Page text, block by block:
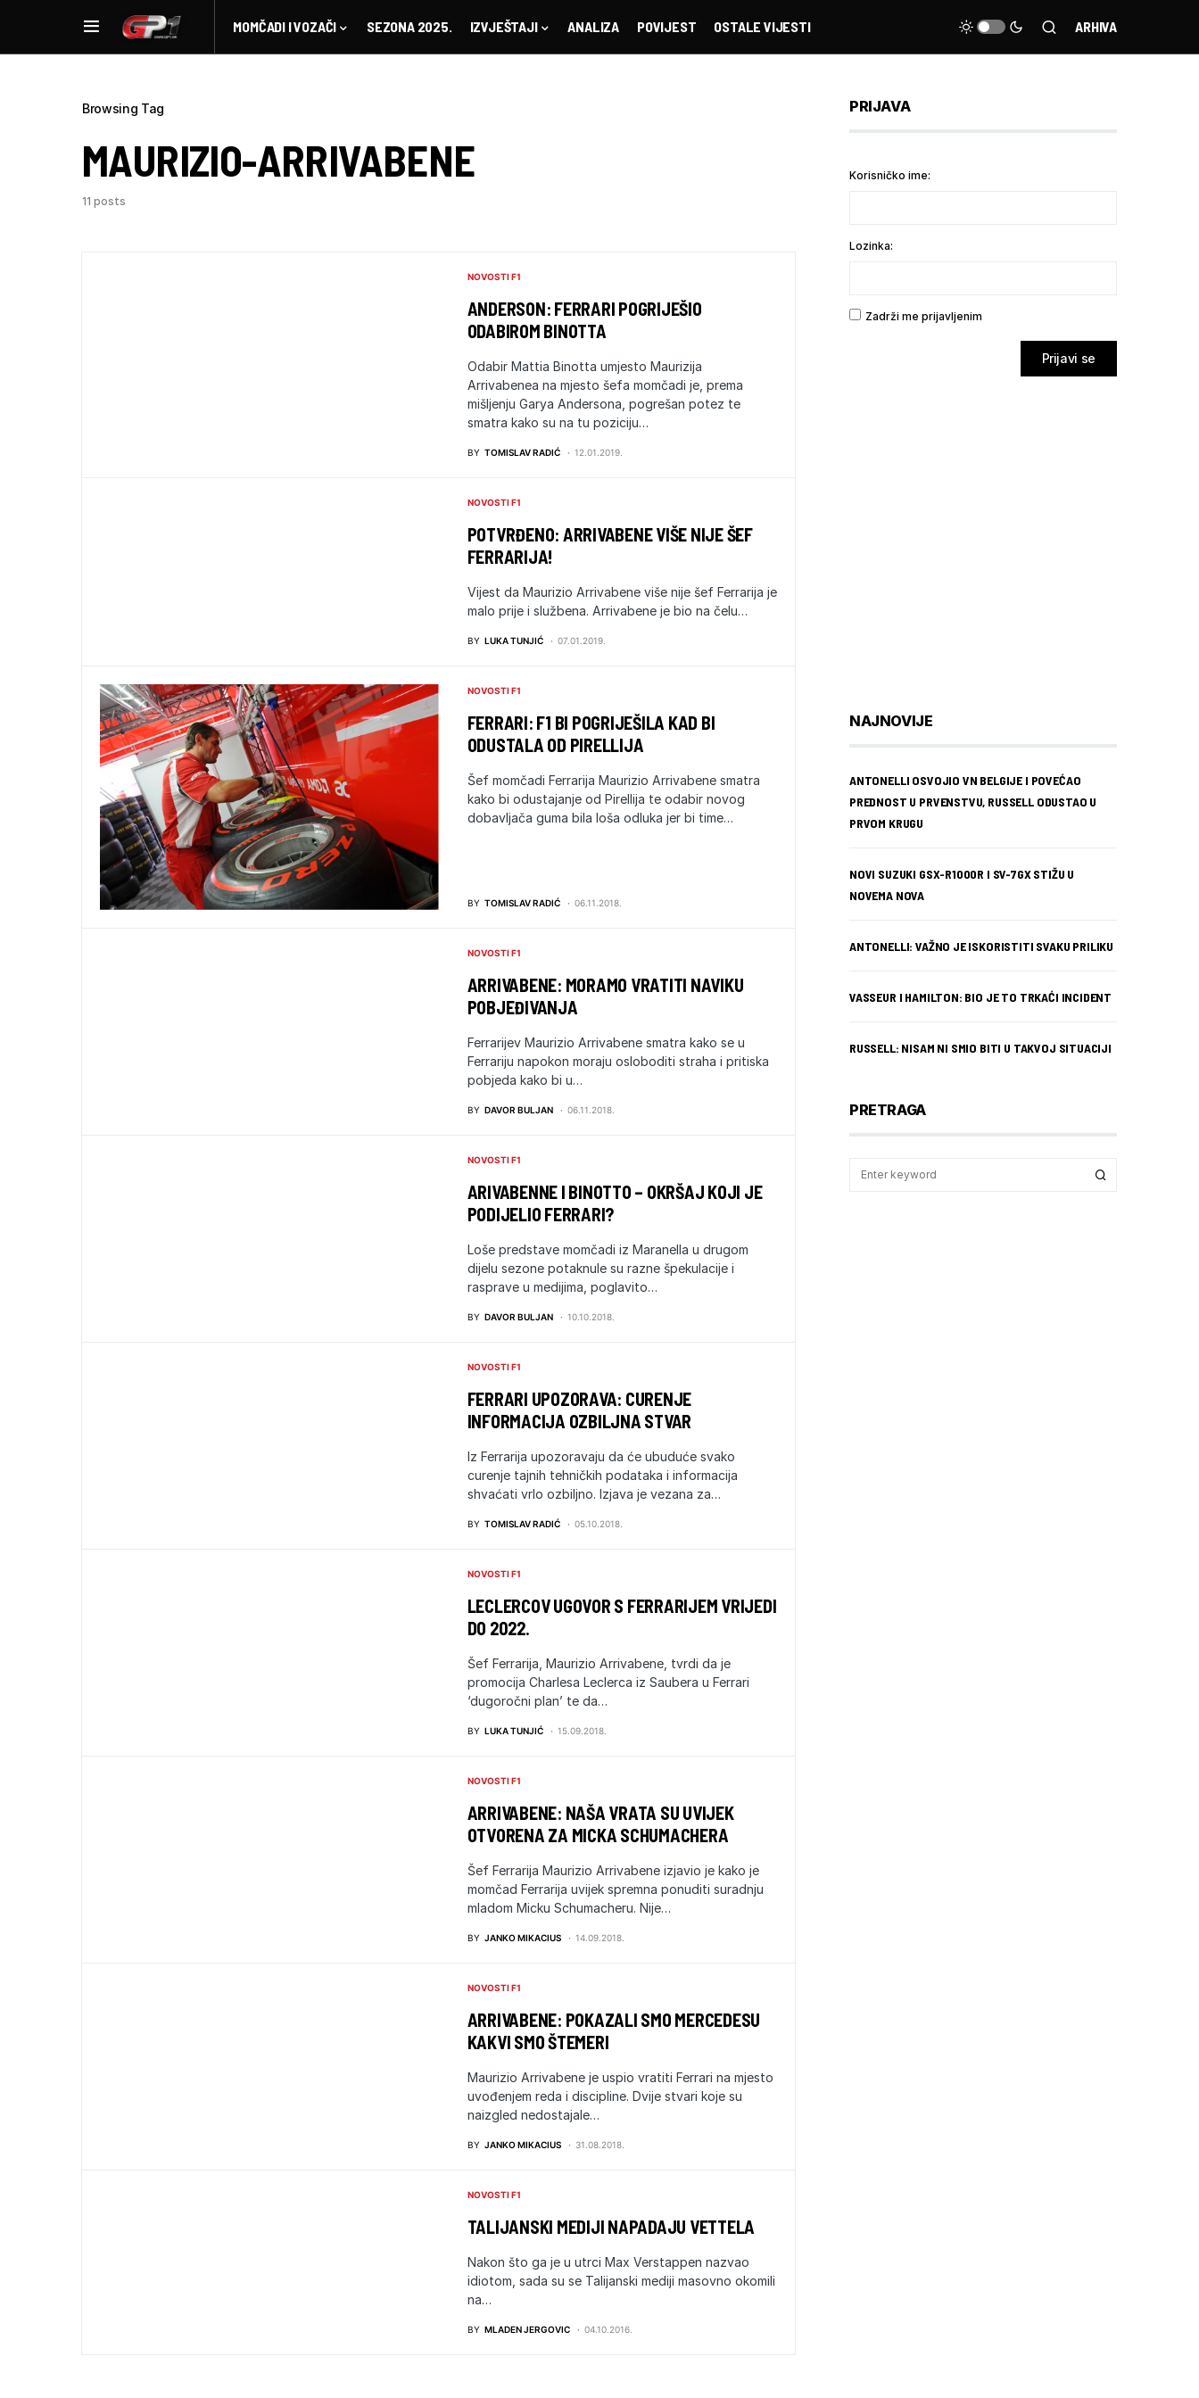
MOMČADI I VOZAČI SEZONA 2025. IZVJEŠTAJI ANALIZA POVIJEST OSTALE VIJESTI ARHIVA
Browsing Tag
MAURIZIO-ARRIVABENE
11 posts
NOVOSTI F1
ANDERSON: FERRARI POGRIJEŠIO
ODABIROM BINOTTA
Odabir Mattia Binotta umjesto Maurizija
Arrivabenea na mjesto šefa momčadi je, prema
mišljenju Garya Andersona, pogrešan potez te
smatra kako su na tu poziciju…
BY TOMISLAV RADIĆ 12.01.2019.
NOVOSTI F1
POTVRĐENO: ARRIVABENE VIŠE NIJE ŠEF
FERRARIJA!
Vijest da Maurizio Arrivabene više nije šef Ferrarija je
malo prije i službena. Arrivabene je bio na čelu…
BY LUKA TUNJIĆ 07.01.2019.
NOVOSTI F1
FERRARI: F1 BI POGRIJEŠILA KAD BI
ODUSTALA OD PIRELLIJA
Šef momčadi Ferrarija Maurizio Arrivabene smatra
kako bi odustajanje od Pirellija te odabir novog
dobavljača guma bila loša odluka jer bi time…
BY TOMISLAV RADIĆ 06.11.2018.
NOVOSTI F1
ARRIVABENE: MORAMO VRATITI NAVIKU
POBJEĐIVANJA
Ferrarijev Maurizio Arrivabene smatra kako se u
Ferrariju napokon moraju osloboditi straha i pritiska
pobjeda kako bi u…
BY DAVOR BULJAN 06.11.2018.
NOVOSTI F1
ARIVABENNE I BINOTTO – OKRŠAJ KOJI JE
PODIJELIO FERRARI?
Loše predstave momčadi iz Maranella u drugom
dijelu sezone potaknule su razne špekulacije i
rasprave u medijima, poglavito…
BY DAVOR BULJAN 10.10.2018.
NOVOSTI F1
FERRARI UPOZORAVA: CURENJE
INFORMACIJA OZBILJNA STVAR
Iz Ferrarija upozoravaju da će ubuduće svako
curenje tajnih tehničkih podataka i informacija
shvaćati vrlo ozbiljno. Izjava je vezana za…
BY TOMISLAV RADIĆ 05.10.2018.
NOVOSTI F1
LECLERCOV UGOVOR S FERRARIJEM VRIJEDI
DO 2022.
Šef Ferrarija, Maurizio Arrivabene, tvrdi da je
promocija Charlesa Leclerca iz Saubera u Ferrari
‘dugoročni plan’ te da…
BY LUKA TUNJIĆ 15.09.2018.
NOVOSTI F1
ARRIVABENE: NAŠA VRATA SU UVIJEK
OTVORENA ZA MICKA SCHUMACHERA
Šef Ferrarija Maurizio Arrivabene izjavio je kako je
momčad Ferrarija uvijek spremna ponuditi suradnju
mladom Micku Schumacheru. Nije…
BY JANKO MIKACIUS 14.09.2018.
NOVOSTI F1
ARRIVABENE: POKAZALI SMO MERCEDESU
KAKVI SMO ŠTEMERI
Maurizio Arrivabene je uspio vratiti Ferrari na mjesto
uvođenjem reda i discipline. Dvije stvari koje su
naizgled nedostajale…
BY JANKO MIKACIUS 31.08.2018.
NOVOSTI F1
TALIJANSKI MEDIJI NAPADAJU VETTELA
Nakon što ga je u utrci Max Verstappen nazvao
idiotom, sada su se Talijanski mediji masovno okomili
na…
BY MLADEN JERGOVIC 04.10.2016.
PRIJAVA
Korisničko ime:
Lozinka:
Zadrži me prijavljenim
Prijavi se
NAJNOVIJE
ANTONELLI OSVOJIO VN BELGIJE I POVEĆAO
PREDNOST U PRVENSTVU, RUSSELL ODUSTAO U
PRVOM KRUGU
NOVI SUZUKI GSX-R1000R I SV-7GX STIŽU U
NOVEMA NOVA
ANTONELLI: VAŽNO JE ISKORISTITI SVAKU PRILIKU
VASSEUR I HAMILTON: BIO JE TO TRKAĆI INCIDENT
RUSSELL: NISAM NI SMIO BITI U TAKVOJ SITUACIJI
PRETRAGA